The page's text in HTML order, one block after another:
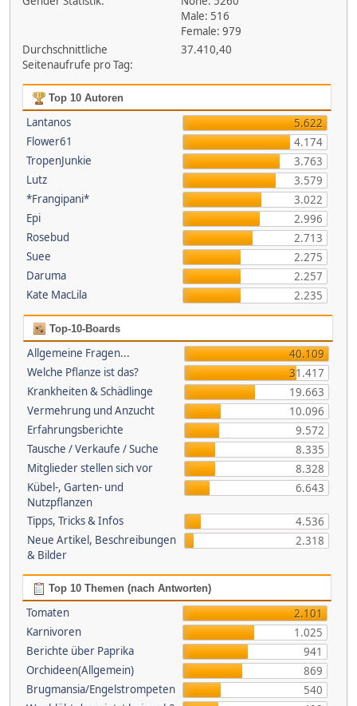
Male: 516
Female: 979
Durchschnittliche
Seitenaufrufe pro Tag:
37.410,40
Top 10 Autoren
Lantanos
5.622
Flower61
4.174
TropenJunkie
3.763
Lutz
3.579
*Frangipani*
3.022
Epi
2.996
Rosebud
2.713
Suee
2.275
Daruma
2.257
Kate MacLila
2.235
Top-10-Boards
Allgemeine Fragen...
40.109
Welche Pflanze ist das?
31.417
Krankheiten & Schädlinge
19.663
Vermehrung und Anzucht
10.096
Erfahrungsberichte
9.572
Tausche / Verkaufe / Suche
8.335
Mitglieder stellen sich vor
8.328
Kübel-, Garten- und
Nutzpflanzen
6.643
Tipps, Tricks & Infos
4.536
Neue Artikel, Beschreibungen
& Bilder
2.318
Top 10 Themen (nach Antworten)
Tomaten
2.101
Karnivoren
1.025
Berichte über Paprika
941
Orchideen(Allgemein)
869
Brugmansia/Engelstrompeten
540